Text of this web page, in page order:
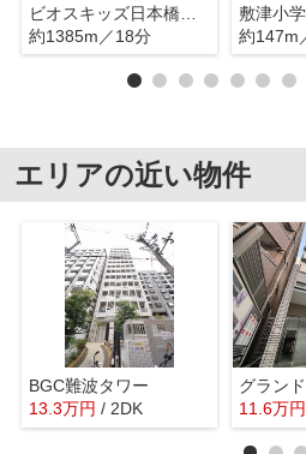
約1385m／18分
敷津小
約147m
エリアの近い物件
BGC難波タワー
13.3万円 / 2DK
グラン
11.6万円